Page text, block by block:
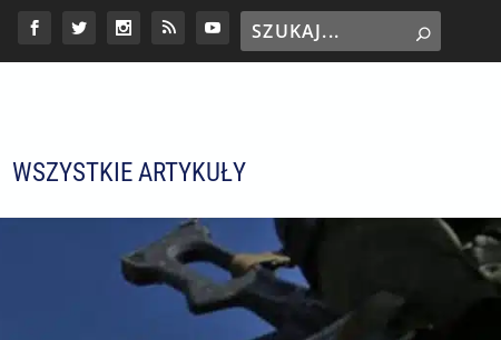
WSZYSTKIE ARTYKUŁY